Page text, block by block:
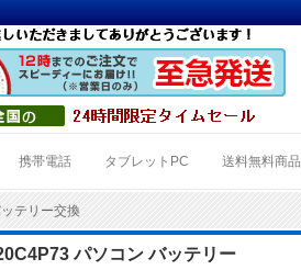
携帯電話 タブレットPC 送料無料商品
テリー交換
パソコン バッテリー